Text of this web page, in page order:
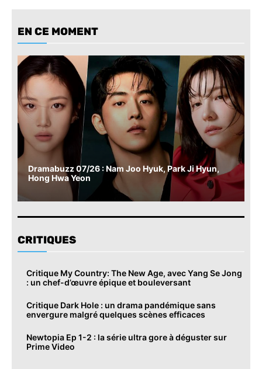
EN CE MOMENT
Dramabuzz 07/26 : Nam Joo Hyuk, Park Ji Hyun,
Hong Hwa Yeon
CRITIQUES
Critique My Country: The New Age, avec Yang Se Jong
: un chef-d’œuvre épique et bouleversant
Critique Dark Hole : un drama pandémique sans
envergure malgré quelques scènes efficaces
Newtopia Ep 1-2 : la série ultra gore à déguster sur
Prime Video